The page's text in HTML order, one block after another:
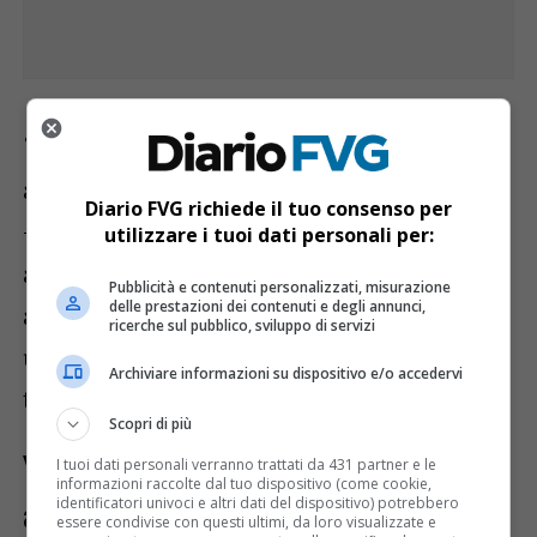
“Non si tratta soltanto di un’opera di
abbellimento urbano – ha spiegato Roberti
– ma di un progetto pensato anche per
aumentare la sicurezza. Una piazza più
aperta, illuminata e accessibile consente
un controllo più semplice ed efficace del
territorio”.
Videosorveglianza e
abbattimento delle barriere
Diario FVG richiede il tuo consenso per
utilizzare i tuoi dati personali per:
Pubblicità e contenuti personalizzati, misurazione
delle prestazioni dei contenuti e degli annunci,
ricerche sul pubblico, sviluppo di servizi
Archiviare informazioni su dispositivo e/o accedervi
Scopri di più
I tuoi dati personali verranno trattati da 431 partner e le
informazioni raccolte dal tuo dispositivo (come cookie,
identificatori univoci e altri dati del dispositivo) potrebbero
essere condivise con questi ultimi, da loro visualizzate e